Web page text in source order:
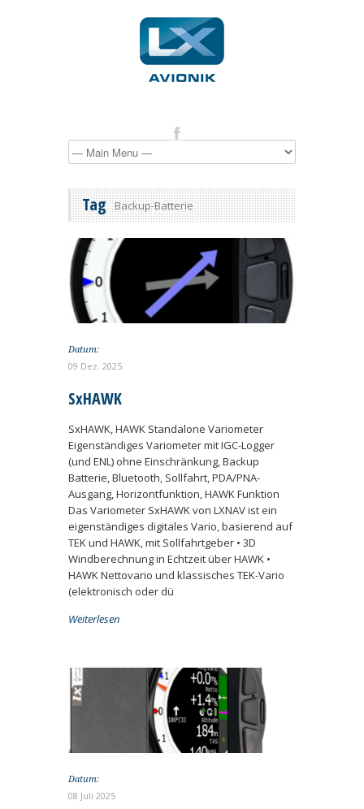
Tag Backup-Batterie
Datum:
09 Dez. 2025
SxHAWK
SxHAWK, HAWK Standalone Variometer
Eigenständiges Variometer mit IGC-Logger
(und ENL) ohne Einschränkung, Backup
Batterie, Bluetooth, Sollfahrt, PDA/PNA-
Ausgang, Horizontfunktion, HAWK Funktion
Das Variometer SxHAWK von LXNAV ist ein
eigenständiges digitales Vario, basierend auf
TEK und HAWK, mit Sollfahrtgeber • 3D
Windberechnung in Echtzeit über HAWK •
HAWK Nettovario und klassisches TEK-Vario
(elektronisch oder dü
Weiterlesen
Datum:
08 Juli 2025